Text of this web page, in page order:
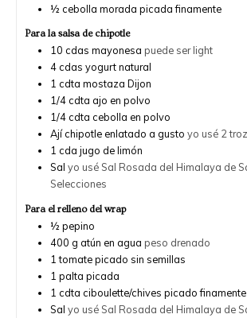
½ cebolla morada picada finamente
Para la salsa de chipotle
10 cdas mayonesa puede ser light
4 cdas yogurt natural
1 cdta mostaza Dijon
1/4 cdta ajo en polvo
1/4 cdta cebolla en polvo
Ají chipotle enlatado a gusto yo usé 2
1 cda jugo de limón
Sal yo usé Sal Rosada del Himalaya de
Selecciones
Para el relleno del wrap
½ pepino
400 g atún en agua peso drenado
1 tomate picado sin semillas
1 palta picada
1 cdta ciboulette/chives picado finamente
Sal yo usé Sal Rosada del Himalaya de